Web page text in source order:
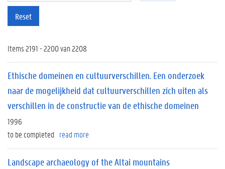
Reset
Items 2191 - 2200 van 2208
Ethische domeinen en cultuurverschillen. Een onderzoek
naar de mogelijkheid dat cultuurverschillen zich uiten als
verschillen in de constructie van de ethische domeinen
1996
to be completed read more
Landscape archaeology of the Altai mountains